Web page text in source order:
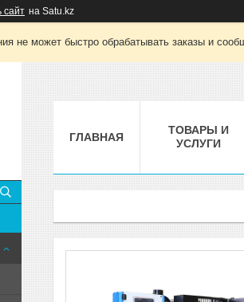
сайт на Satu.kz
не может быстро обрабатывать заказы и
ГЛАВНАЯ
ТОВАРЫ И
УСЛУГИ